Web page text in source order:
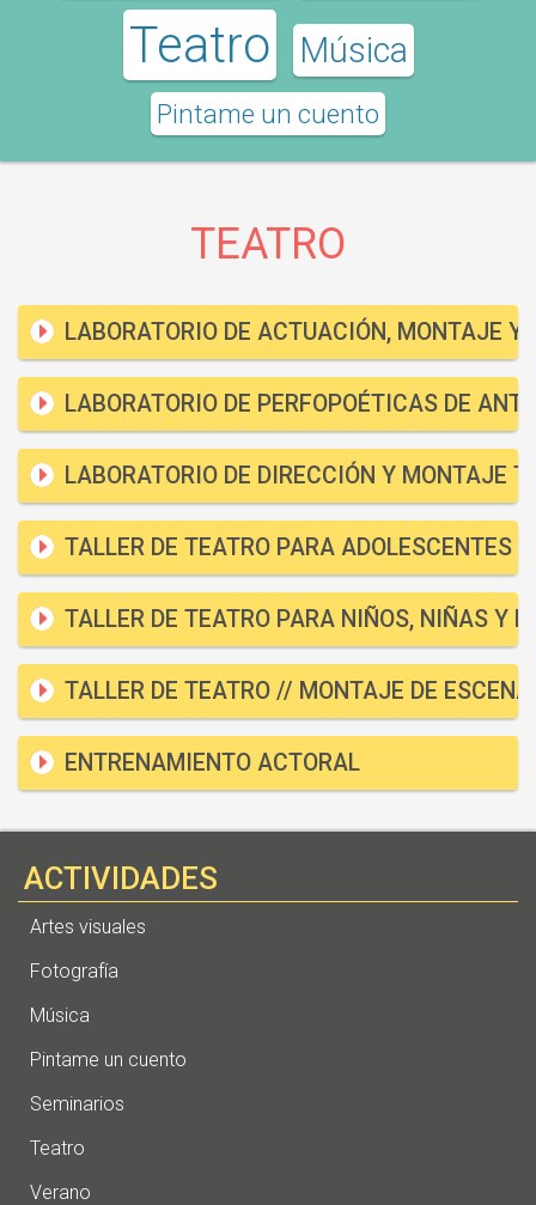
Teatro Música
Pintame un cuento
TEATRO
LABORATORIO DE ACTUACIÓN, MONTAJE Y
LABORATORIO DE PERFOPOÉTICAS DE
LABORATORIO DE DIRECCIÓN Y MONTAJE
TALLER DE TEATRO PARA ADOLESCENTES
TALLER DE TEATRO PARA NIÑOS, NIÑAS Y
TALLER DE TEATRO // MONTAJE DE
ENTRENAMIENTO ACTORAL
ACTIVIDADES
Artes visuales
Fotografía
Música
Pintame un cuento
Seminarios
Teatro
Verano